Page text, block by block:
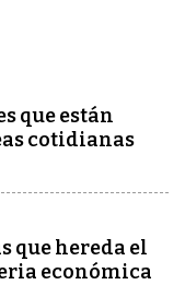
que están
cotidianas
que hereda el
económica